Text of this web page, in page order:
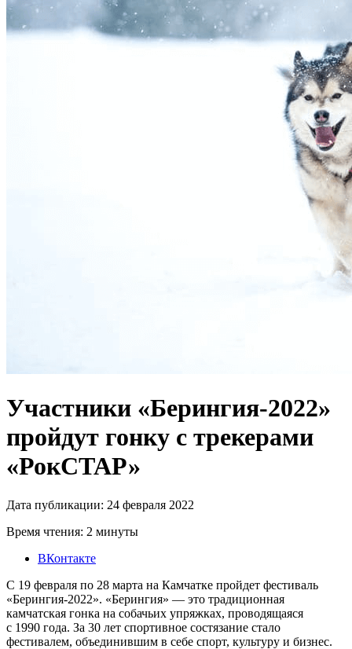
Участники «Берингия-2022»
пройдут гонку с трекерами
«РокСТАР»
Дата публикации: 24 февраля 2022
Время чтения: 2 минуты
ВКонтакте
С 19 февраля по 28 марта на Камчатке пройдет фестиваль
«Берингия-2022». «Берингия» — это традиционная
камчатская гонка на собачьих упряжках, проводящаяся
с 1990 года. За 30 лет спортивное состязание стало
фестивалем, объединившим в себе спорт, культуру и бизнес.